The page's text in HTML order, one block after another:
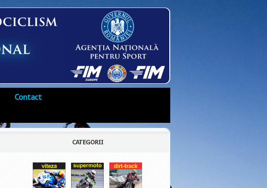
Contact
CATEGORII